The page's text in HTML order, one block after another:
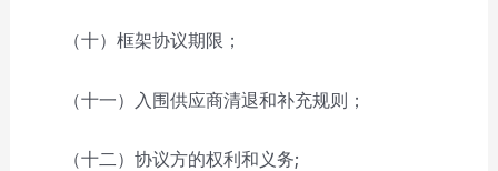
（十）框架协议期限；
（十一）入围供应商清退和补充规则；
（十二）协议方的权利和义务;